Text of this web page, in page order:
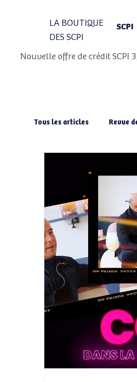
LA BOUTIQUE
DES SCPI
SCPI
Nouvelle offre de crédit SCPI
Tous les articles Revue